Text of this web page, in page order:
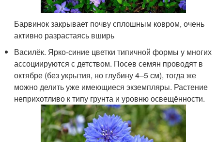
Барвинок закрывает почву сплошным ковром, очень
активно разрастаясь вширь
Василёк. Ярко-синие цветки типичной формы у многих
ассоциируются с детством. Посев семян проводят в
октябре (без укрытия, но глубину 4–5 см), тогда же
можно делить уже имеющиеся экземпляры. Растение
неприхотливо к типу грунта и уровню освещённости.